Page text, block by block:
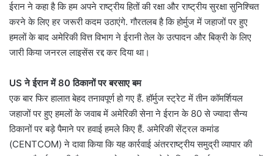
ईरान ने कहा है कि हम अपने राष्ट्रीय हितों की रक्षा और राष्ट्रीय सुरक्षा सुनिश्चित
करने के लिए हर जरूरी कदम उठाएंगे. गौरतलब है कि होर्मुज में जहाजों पर हुए
हमलों के बाद अमेरिकी वित्त विभाग ने ईरानी तेल के उत्पादन और बिक्री के लिए
जारी किया जनरल लाइसेंस रद्द कर दिया था।
US ने ईरान में 80 ठिकानों पर बरसाए बम
एक बार फिर हालात बेहद तनावपूर्ण हो गए हैं. हॉर्मुज स्ट्रेट में तीन कॉमर्शियल
जहाजों पर हुए हमलों के जवाब में अमेरिकी सेना ने ईरान के 80 से ज्यादा सैन्य
ठिकानों पर बड़े पैमाने पर हवाई हमले किए हैं. अमेरिकी सेंट्रल कमांड
(CENTCOM) ने दावा किया कि यह कार्रवाई अंतरराष्ट्रीय समुद्री व्यापार की